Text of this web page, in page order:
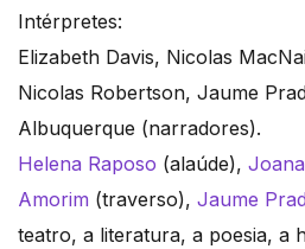
Intérpretes:
Elizabeth Davis, Nicolas
Nicolas Robertson, Jaume
Albuquerque (narradores).
Helena Raposo (alaúde), Joana
Amorim (traverso), Jaume
teatro, a literatura, a poesia, a